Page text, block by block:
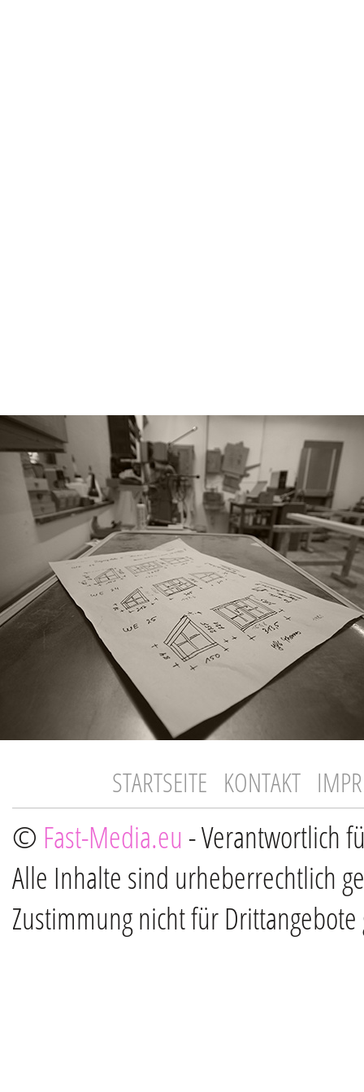
KONTAKT
STARTSEITE
© Fast-Media.eu - Verantwortlich
Alle Inhalte sind urheberrechtlich
Zustimmung nicht für